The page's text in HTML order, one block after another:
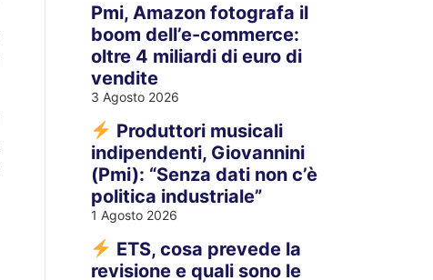
Pmi, Amazon fotografa il
boom dell’e-commerce:
oltre 4 miliardi di euro di
vendite
3 Agosto 2026
Produttori musicali
indipendenti, Giovannini
(Pmi): “Senza dati non c’è
politica industriale”
1 Agosto 2026
ETS, cosa prevede la
revisione e quali sono le